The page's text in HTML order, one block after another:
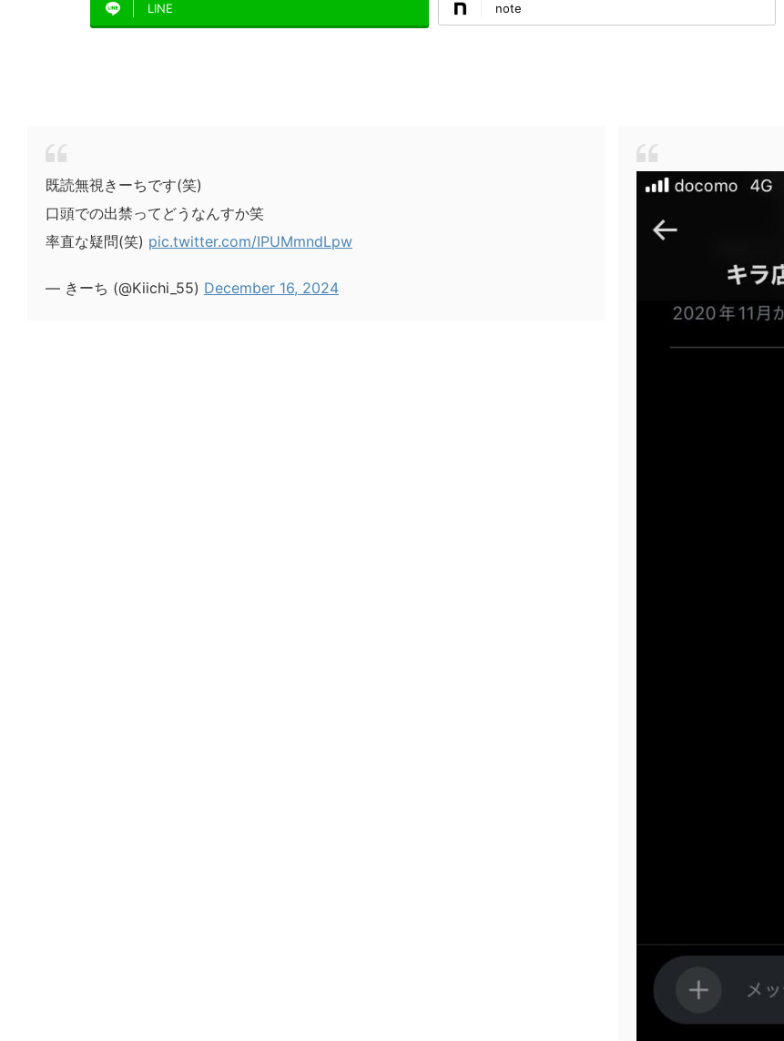
LINE note
既読無視きーちです(笑)
口頭での出禁ってどうなんすか笑
率直な疑問(笑) pic.twitter.com/IPUMmndLpw
— きーち (@Kiichi_55) December 16, 2024